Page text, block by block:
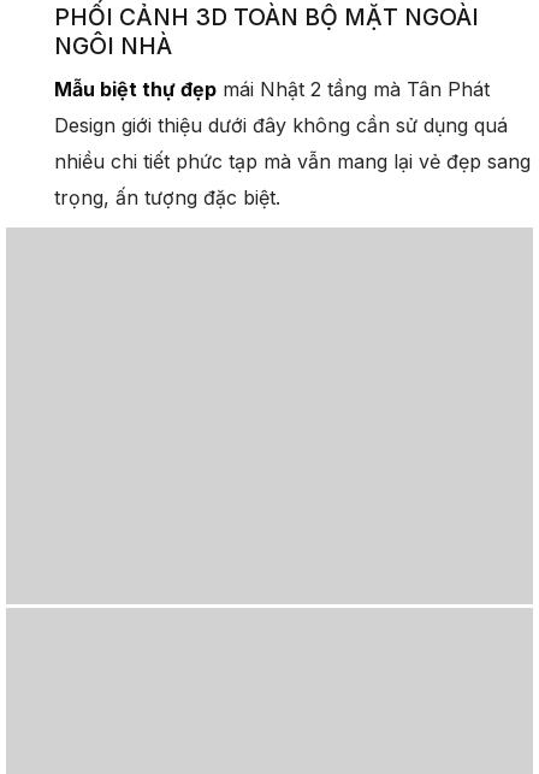
PHỐI CẢNH 3D TOÀN BỘ MẶT NGOÀI
NGÔI NHÀ
Mẫu biệt thự đẹp mái Nhật 2 tầng mà Tân Phát
Design giới thiệu dưới đây không cần sử dụng quá
nhiều chi tiết phức tạp mà vẫn mang lại vẻ đẹp sang
trọng, ấn tượng đặc biệt.